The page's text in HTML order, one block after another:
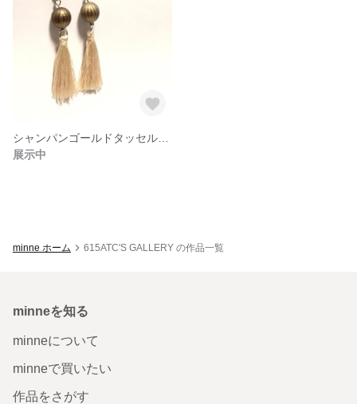
展示中
minne ホーム 615ATC'S GALLERY の作品一覧
minneを知る
minneについて
minneで買いたい
作品をさがす